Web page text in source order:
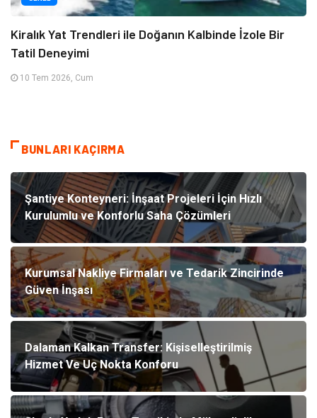
Kiralık Yat Trendleri ile Doğanın Kalbinde İzole Bir
Tatil Deneyimi
10 Tem 2026, Cum
BUNLARI KAÇIRMA
Şantiye Konteyneri: İnşaat Projeleri İçin Hızlı
Kurulumlu ve Konforlu Saha Çözümleri
Kurumsal Nakliye Firmaları ve Tedarik Zincirinde
Güven İnşası
Dalaman Kalkan Transfer: Kişiselleştirilmiş
Hizmet Ve Uç Nokta Konforu